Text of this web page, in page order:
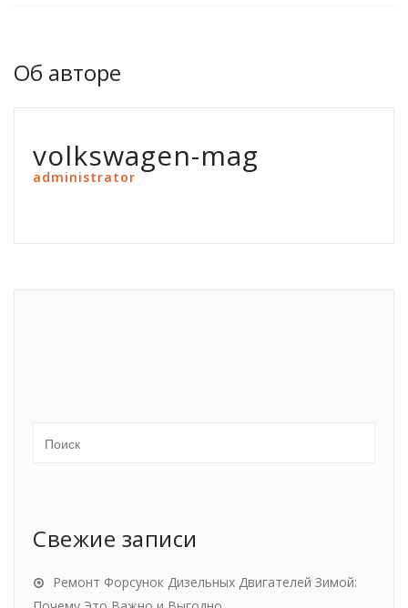
Об авторе
volkswagen-mag
administrator
Свежие записи
Ремонт Форсунок Дизельных Двигателей Зимой: